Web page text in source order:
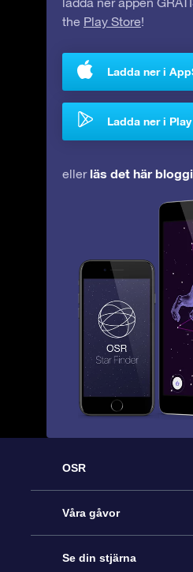
the Play Store!
Ladda ner i
Ladda ner i
eller läs det här
OSR
Kundtjänst
Kontakta oss
Våra gåvor
Online-Stjärngåva
Se din stjärna